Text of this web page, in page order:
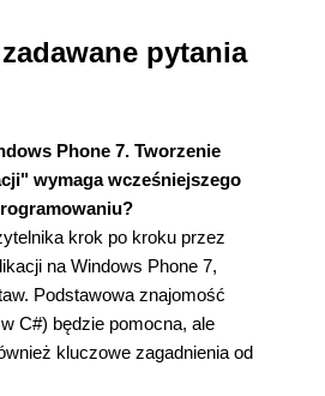
pierwszej aplikacji Windows
aplikacji (42)
usług pracy w chmurze
danych (47)
MVVM (48)
Azure oraz SQL Azure (49)
pytania
Phone 7. Tworzenie
wymaga wcześniejszego
krok po kroku przez
na Windows Phone 7,
Podstawowa znajomość
C#) będzie pomocna, ale
kluczowe zagadnienia od